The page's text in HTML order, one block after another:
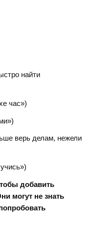
найти
час»)
верь делам, нежели
добавить
могут не знать